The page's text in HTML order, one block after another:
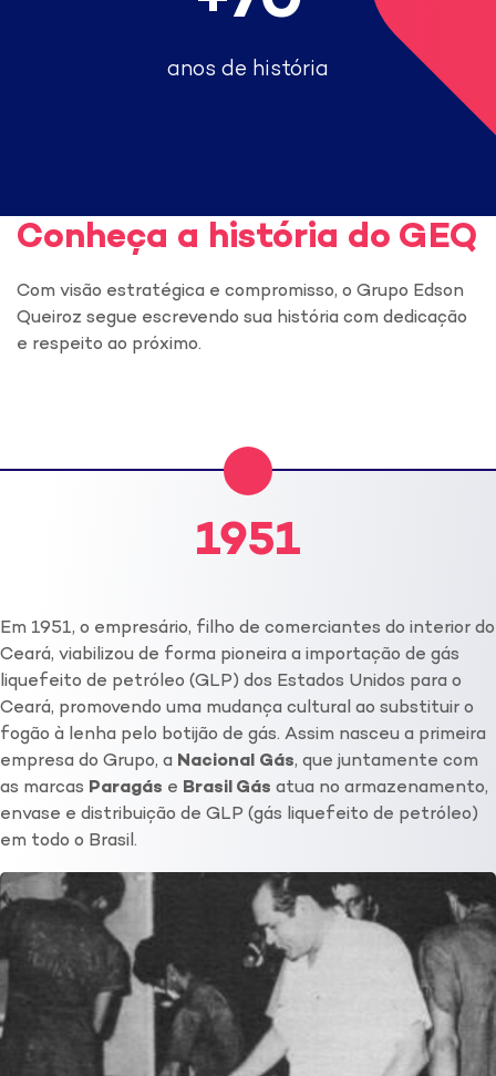
anos de história
Conheça a história do GEQ
Com visão estratégica e compromisso, o Grupo Edson
Queiroz segue escrevendo sua história com dedicação
e respeito ao próximo.
1951
Em 1951, o empresário, filho de comerciantes do interior do
Ceará, viabilizou de forma pioneira a importação de gás
liquefeito de petróleo (GLP) dos Estados Unidos para o
Ceará, promovendo uma mudança cultural ao substituir o
fogão à lenha pelo botijão de gás. Assim nasceu a primeira
empresa do Grupo, a Nacional Gás, que juntamente com
as marcas Paragás e Brasil Gás atua no armazenamento,
envase e distribuição de GLP (gás liquefeito de petróleo)
em todo o Brasil.